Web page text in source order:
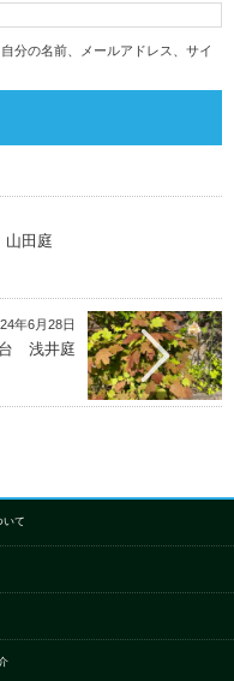
分の名前、メールアドレス、サイ
田庭
年6月28日
台 浅井庭
いて